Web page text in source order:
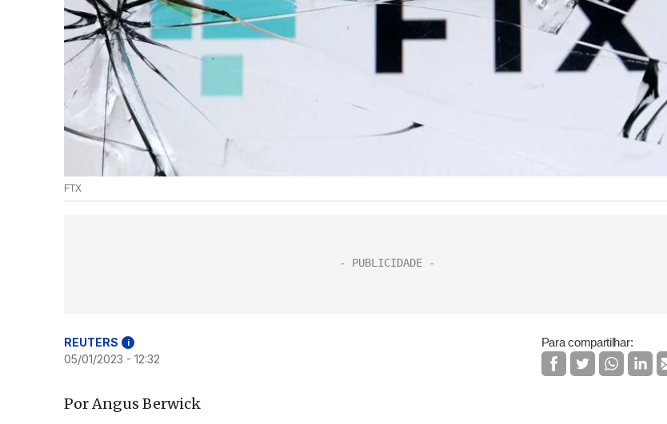
FTX
REUTERS i
05/01/2023 - 12:32
Para compartilhar:
Por Angus Berwick